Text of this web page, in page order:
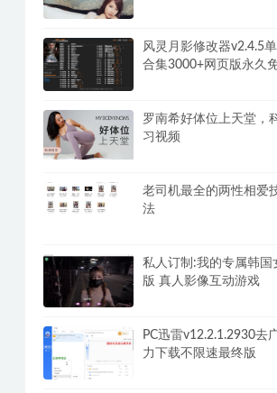
风灵月影修改器v2.4.5
合集3000+网页版永久
罗南希好体位上天堂，
习视频
老司机最全的两性相爱
法
私人订制:我的专属韩国
版 真人影像互动游戏
PC迅雷v12.2.1.2930去
力下载不限速最终版